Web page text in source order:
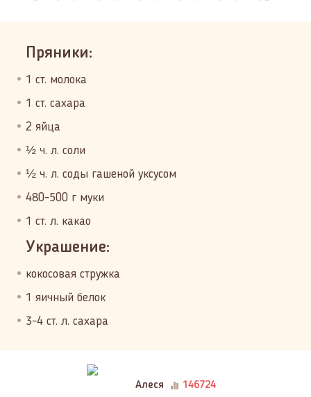
Пряники:
1 ст. молока
1 ст. сахара
2 яйца
½ ч. л. соли
½ ч. л. соды гашеной уксусом
480-500 г муки
1 ст. л. какао
Украшение:
кокосовая стружка
1 яичный белок
3-4 ст. л. сахара
Алеся 146724